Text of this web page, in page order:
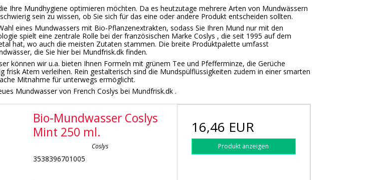
Ihre Mundhygiene optimieren möchten. Da es heutzutage mehrere Arten von Mundwässern
sein zu wissen, ob Sie sich für das eine oder andere Produkt entscheiden sollten.
eines Mundwassers mit Bio-Pflanzenextrakten, sodass Sie Ihren Mund nur mit den
spielt eine zentrale Rolle bei der französischen Marke Coslys , die seit 1995 auf dem
hat, wo auch die meisten Zutaten stammen. Die breite Produktpalette umfasst
die Sie hier bei Mundfrisk.dk finden.
können wir u.a. bieten Ihnen Formeln mit grünem Tee und Pfefferminze, die Gerüche
frisk Atem verleihen. Rein gestalterisch sind die Mundspülflüssigkeiten zudem in einer smarten
Mitnahme für unterwegs ermöglicht.
Mundwasser von French Coslys bei Mundfrisk.dk .
Bio-Mundwasser Coslys
Mint 250 ml.
Coslys
3538396701005
16,46 EUR
Produkt anzeigen